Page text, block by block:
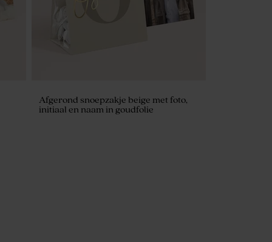
Afgerond snoepzakje beige met foto,
initiaal en naam in goudfolie